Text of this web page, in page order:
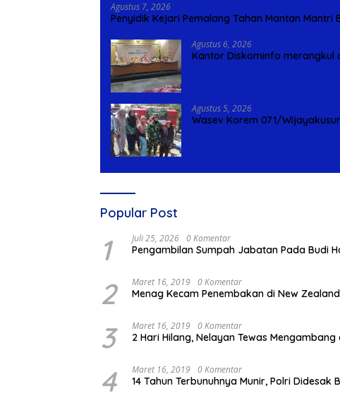
Agustus 7, 2026
Penyidik Kejari Pemalang Tahan Mantan Mantri
Agustus 6, 2026
Kantor Diskominfo merangkul
Agustus 5, 2026
Wasev Korem 071/
Popular Post
1 Juli 25, 2026 0 Komentar
Pengambilan Sumpah Jabatan Pada Budi
2 Maret 16, 2019 0 Komentar
Menag Kecam Penembakan di New
3 Maret 16, 2019 0 Komentar
2 Hari Hilang, Nelayan Tewas
4 Maret 16, 2019 0 Komentar
14 Tahun Terbunuhnya Munir, Polri Didesak